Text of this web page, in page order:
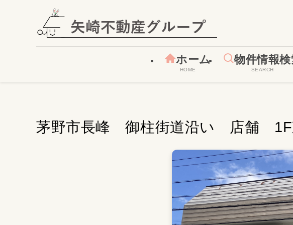
ホーム
HOME
物件情報
SEARCH
茅野市長峰 御柱街道沿い 店舗